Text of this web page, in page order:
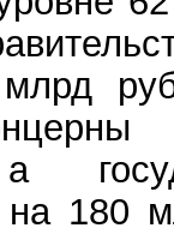
а
на 180